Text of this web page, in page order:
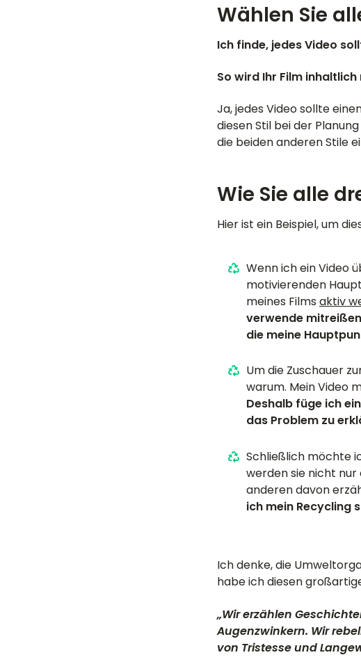
Wählen Sie
Ich finde, jedes Video
So wird Ihr Film
Ja, jedes Video sollte
diesen Stil bei der
die beiden anderen Stile
Wie Sie alle
Hier ist ein Beispiel, um
Wenn ich ein Video
motivierenden
meines Films aktiv
verwende
die meine
Um die Zuschauer
warum. Mein Video
Deshalb füge ich
das Problem zu
Schließlich möchte
werden sie nicht
anderen davon
ich mein Recycling
Ich denke, die
habe ich diesen
„Wir erzählen
Augenzwinkern. Wir
von Tristesse und